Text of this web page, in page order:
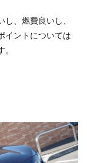
、燃費良いし、
イントについては